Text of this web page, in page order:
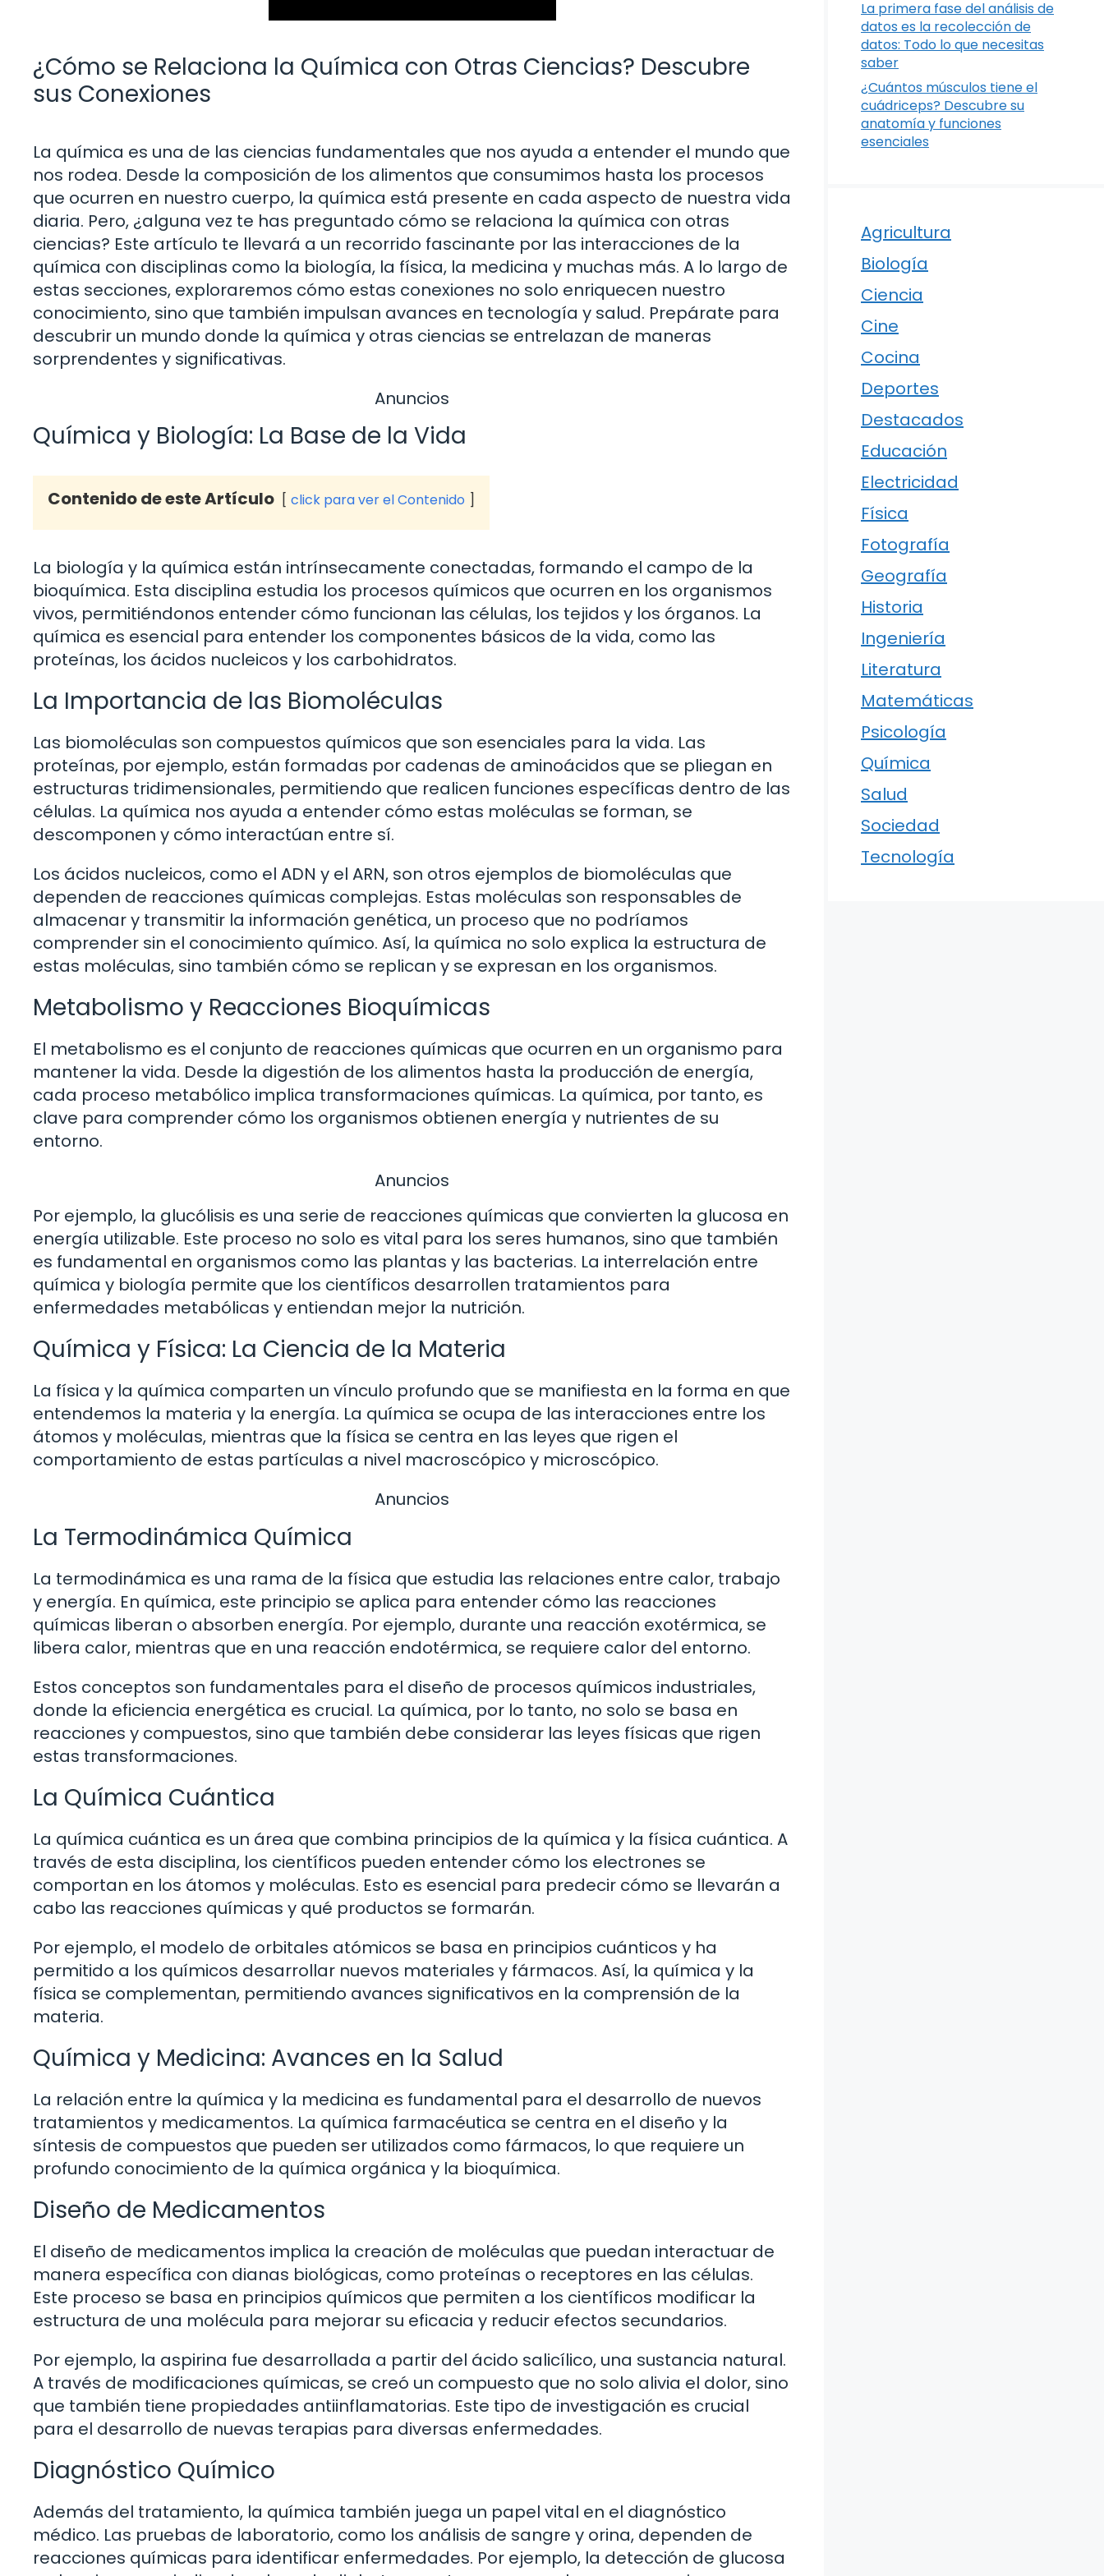
¿Cómo se Relaciona la Química con Otras Ciencias? Descubre
sus Conexiones
La química es una de las ciencias fundamentales que nos ayuda a entender el mundo que
nos rodea. Desde la composición de los alimentos que consumimos hasta los procesos
que ocurren en nuestro cuerpo, la química está presente en cada aspecto de nuestra vida
diaria. Pero, ¿alguna vez te has preguntado cómo se relaciona la química con otras
ciencias? Este artículo te llevará a un recorrido fascinante por las interacciones de la
química con disciplinas como la biología, la física, la medicina y muchas más. A lo largo de
estas secciones, exploraremos cómo estas conexiones no solo enriquecen nuestro
conocimiento, sino que también impulsan avances en tecnología y salud. Prepárate para
descubrir un mundo donde la química y otras ciencias se entrelazan de maneras
sorprendentes y significativas.
Anuncios
Química y Biología: La Base de la Vida
Contenido de este Artículo click para ver el Contenido
La biología y la química están intrínsecamente conectadas, formando el campo de la
bioquímica. Esta disciplina estudia los procesos químicos que ocurren en los organismos
vivos, permitiéndonos entender cómo funcionan las células, los tejidos y los órganos. La
química es esencial para entender los componentes básicos de la vida, como las
proteínas, los ácidos nucleicos y los carbohidratos.
La Importancia de las Biomoléculas
Las biomoléculas son compuestos químicos que son esenciales para la vida. Las
proteínas, por ejemplo, están formadas por cadenas de aminoácidos que se pliegan en
estructuras tridimensionales, permitiendo que realicen funciones específicas dentro de las
células. La química nos ayuda a entender cómo estas moléculas se forman, se
descomponen y cómo interactúan entre sí.
Los ácidos nucleicos, como el ADN y el ARN, son otros ejemplos de biomoléculas que
dependen de reacciones químicas complejas. Estas moléculas son responsables de
almacenar y transmitir la información genética, un proceso que no podríamos
comprender sin el conocimiento químico. Así, la química no solo explica la estructura de
estas moléculas, sino también cómo se replican y se expresan en los organismos.
Metabolismo y Reacciones Bioquímicas
El metabolismo es el conjunto de reacciones químicas que ocurren en un organismo para
mantener la vida. Desde la digestión de los alimentos hasta la producción de energía,
cada proceso metabólico implica transformaciones químicas. La química, por tanto, es
clave para comprender cómo los organismos obtienen energía y nutrientes de su
entorno.
Anuncios
Por ejemplo, la glucólisis es una serie de reacciones químicas que convierten la glucosa en
energía utilizable. Este proceso no solo es vital para los seres humanos, sino que también
es fundamental en organismos como las plantas y las bacterias. La interrelación entre
química y biología permite que los científicos desarrollen tratamientos para
enfermedades metabólicas y entiendan mejor la nutrición.
Química y Física: La Ciencia de la Materia
La física y la química comparten un vínculo profundo que se manifiesta en la forma en que
entendemos la materia y la energía. La química se ocupa de las interacciones entre los
átomos y moléculas, mientras que la física se centra en las leyes que rigen el
comportamiento de estas partículas a nivel macroscópico y microscópico.
Anuncios
La Termodinámica Química
La termodinámica es una rama de la física que estudia las relaciones entre calor, trabajo
y energía. En química, este principio se aplica para entender cómo las reacciones
químicas liberan o absorben energía. Por ejemplo, durante una reacción exotérmica, se
libera calor, mientras que en una reacción endotérmica, se requiere calor del entorno.
Estos conceptos son fundamentales para el diseño de procesos químicos industriales,
donde la eficiencia energética es crucial. La química, por lo tanto, no solo se basa en
reacciones y compuestos, sino que también debe considerar las leyes físicas que rigen
estas transformaciones.
La Química Cuántica
La química cuántica es un área que combina principios de la química y la física cuántica. A
través de esta disciplina, los científicos pueden entender cómo los electrones se
comportan en los átomos y moléculas. Esto es esencial para predecir cómo se llevarán a
cabo las reacciones químicas y qué productos se formarán.
Por ejemplo, el modelo de orbitales atómicos se basa en principios cuánticos y ha
permitido a los químicos desarrollar nuevos materiales y fármacos. Así, la química y la
física se complementan, permitiendo avances significativos en la comprensión de la
materia.
Química y Medicina: Avances en la Salud
La relación entre la química y la medicina es fundamental para el desarrollo de nuevos
tratamientos y medicamentos. La química farmacéutica se centra en el diseño y la
síntesis de compuestos que pueden ser utilizados como fármacos, lo que requiere un
profundo conocimiento de la química orgánica y la bioquímica.
Diseño de Medicamentos
El diseño de medicamentos implica la creación de moléculas que puedan interactuar de
manera específica con dianas biológicas, como proteínas o receptores en las células.
Este proceso se basa en principios químicos que permiten a los científicos modificar la
estructura de una molécula para mejorar su eficacia y reducir efectos secundarios.
Por ejemplo, la aspirina fue desarrollada a partir del ácido salicílico, una sustancia natural.
A través de modificaciones químicas, se creó un compuesto que no solo alivia el dolor, sino
que también tiene propiedades antiinflamatorias. Este tipo de investigación es crucial
para el desarrollo de nuevas terapias para diversas enfermedades.
Diagnóstico Químico
Además del tratamiento, la química también juega un papel vital en el diagnóstico
médico. Las pruebas de laboratorio, como los análisis de sangre y orina, dependen de
reacciones químicas para identificar enfermedades. Por ejemplo, la detección de glucosa
La primera fase del análisis de
datos es la recolección de
datos: Todo lo que necesitas
saber
¿Cuántos músculos tiene el
cuádriceps? Descubre su
anatomía y funciones
esenciales
Agricultura
Biología
Ciencia
Cine
Cocina
Deportes
Destacados
Educación
Electricidad
Física
Fotografía
Geografía
Historia
Ingeniería
Literatura
Matemáticas
Psicología
Química
Salud
Sociedad
Tecnología